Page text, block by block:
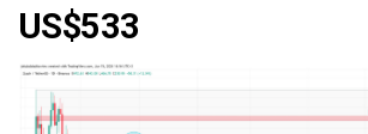
US$533